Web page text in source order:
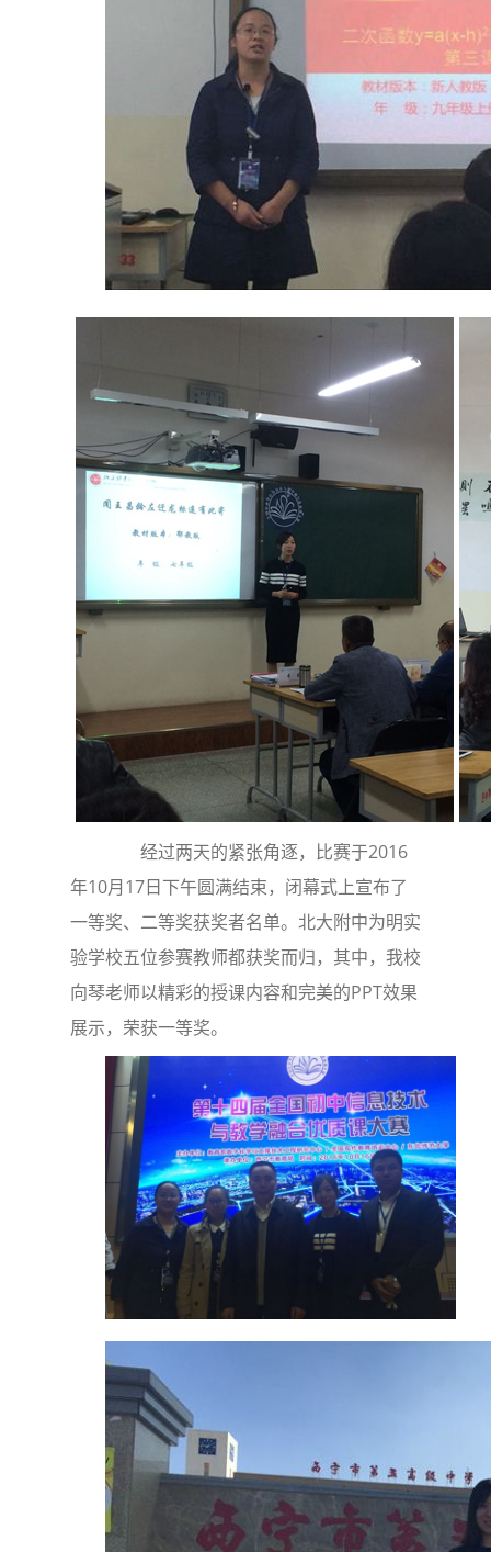
经过两天的紧张角逐，比赛于2016
年10月17日下午圆满结束，闭幕式上宣布了
一等奖、二等奖获奖者名单。北大附中为明实
验学校五位参赛教师都获奖而归，其中，我校
向琴老师以精彩的授课内容和完美的PPT效果
展示，荣获一等奖。